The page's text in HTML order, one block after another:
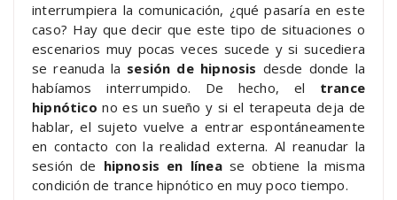
interrumpiera la comunicación, ¿qué pasaría en este
caso? Hay que decir que este tipo de situaciones o
escenarios muy pocas veces sucede y si sucediera
se reanuda la sesión de hipnosis desde donde la
habíamos interrumpido. De hecho, el trance
hipnótico no es un sueño y si el terapeuta deja de
hablar, el sujeto vuelve a entrar espontáneamente
en contacto con la realidad externa. Al reanudar la
sesión de hipnosis en línease obtiene la misma
condición de trance hipnótico en muy poco tiempo.